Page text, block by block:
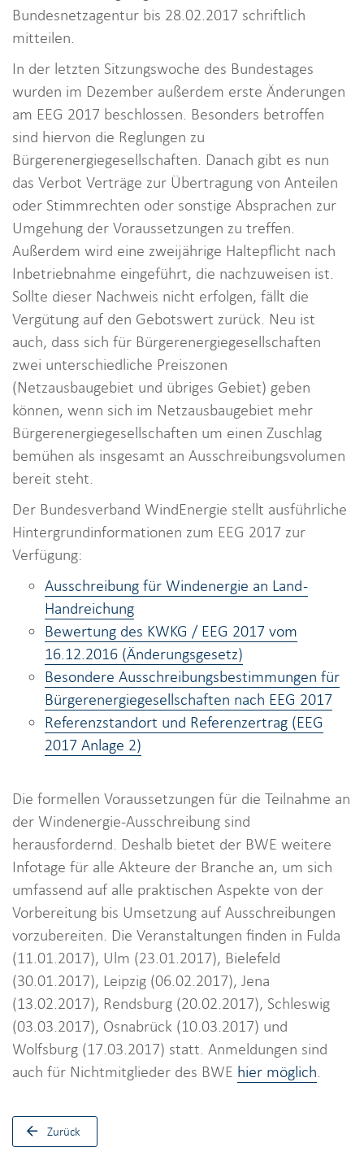
Bundesnetzagentur bis 28.02.2017 schriftlich
mitteilen.
In der letzten Sitzungswoche des Bundestages
wurden im Dezember außerdem erste Änderungen
am EEG 2017 beschlossen. Besonders betroffen
sind hiervon die Reglungen zu
Bürgerenergiegesellschaften. Danach gibt es nun
das Verbot Verträge zur Übertragung von Anteilen
oder Stimmrechten oder sonstige Absprachen zur
Umgehung der Voraussetzungen zu treffen.
Außerdem wird eine zweijährige Haltepflicht nach
Inbetriebnahme eingeführt, die nachzuweisen ist.
Sollte dieser Nachweis nicht erfolgen, fällt die
Vergütung auf den Gebotswert zurück. Neu ist
auch, dass sich für Bürgerenergiegesellschaften
zwei unterschiedliche Preiszonen
(Netzausbaugebiet und übriges Gebiet) geben
können, wenn sich im Netzausbaugebiet mehr
Bürgerenergiegesellschaften um einen Zuschlag
bemühen als insgesamt an Ausschreibungsvolumen
bereit steht.
Der Bundesverband WindEnergie stellt ausführliche
Hintergrundinformationen zum EEG 2017 zur
Verfügung:
Ausschreibung für Windenergie an Land -
Handreichung
Bewertung des KWKG / EEG 2017 vom
16.12.2016 (Änderungsgesetz)
Besondere Ausschreibungsbestimmungen für
Bürgerenergiegesellschaften nach EEG 2017
Referenzstandort und Referenzertrag (EEG
2017 Anlage 2)
Die formellen Voraussetzungen für die Teilnahme an
der Windenergie-Ausschreibung sind
herausfordernd. Deshalb bietet der BWE weitere
Infotage für alle Akteure der Branche an, um sich
umfassend auf alle praktischen Aspekte von der
Vorbereitung bis Umsetzung auf Ausschreibungen
vorzubereiten. Die Veranstaltungen finden in Fulda
(11.01.2017), Ulm (23.01.2017), Bielefeld
(30.01.2017), Leipzig (06.02.2017), Jena
(13.02.2017), Rendsburg (20.02.2017), Schleswig
(03.03.2017), Osnabrück (10.03.2017) und
Wolfsburg (17.03.2017) statt. Anmeldungen sind
auch für Nichtmitglieder des BWE hier möglich.
Zurück